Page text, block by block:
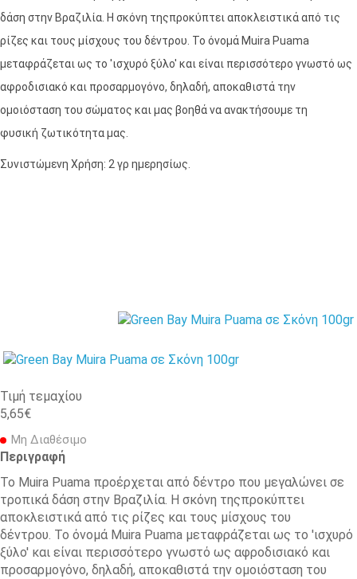
δάση στην Βραζιλία. Η σκόνη τηςπροκύπτει αποκλειστικά από τις
ρίζες και τους μίσχους του δέντρου. Το όνομά Muira Puama
μεταφράζεται ως το 'ισχυρό ξύλο' και είναι περισσότερο γνωστό ως
αφροδισιακό και προσαρμογόνο, δηλαδή, αποκαθιστά την
ομοιόσταση του σώματος και μας βοηθά να ανακτήσουμε τη
φυσική ζωτικότητα μας.
Συνιστώμενη Χρήση: 2 γρ ημερησίως.
Τιμή τεμαχίου
5,65€
Μη Διαθέσιμο
Περιγραφή
To Muira Puama προέρχεται από δέντρο που μεγαλώνει σε
τροπικά δάση στην Βραζιλία. Η σκόνη τηςπροκύπτει
αποκλειστικά από τις ρίζες και τους μίσχους του
δέντρου. Το όνομά Muira Puama μεταφράζεται ως το 'ισχυρό
ξύλο' και είναι περισσότερο γνωστό ως αφροδισιακό και
προσαρμογόνο, δηλαδή, αποκαθιστά την ομοιόσταση του